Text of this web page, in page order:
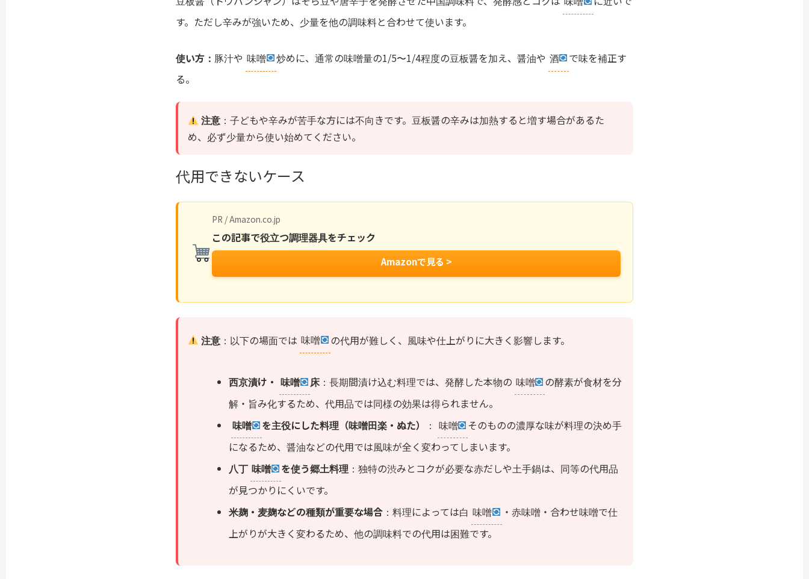
す。ただし辛みが強いため、少量を他の調味料と合わせて使います。
使い方： 豚汁や 味噌 炒めに、通常の味噌量の1/5〜1/4程度の豆板醤を加え、醤油や 酒
で味を補正す
る。
注意 ：子どもや辛みが苦手な方には不向きです。豆板醤の辛みは加熱すると増す場合があるた
め、必ず少量から使い始めてください。
代用できないケース
PR / Amazon.co.jp
この記事で役立つ調理器具をチェック
Amazonで見る >
注意 ：以下の場面では 味噌 の代用が難しく、風味や仕上がりに大きく影響します。
西京漬け・ 味噌 床：長期間漬け込む料理では、発酵した本物の 味噌
の酵素が食材を分
解・旨み化するため、代用品では同様の効果は得られません。
味噌
を主役にした料理（味噌田楽・ぬた） ： 味噌
そのものの濃厚な味が料理の決め手
になるため、醤油などの代用では風味が全く変わってしまいます。
八丁 味噌 を使う郷土料理 ：独特の渋みとコクが必要な赤だしや土手鍋は、同等の代用品
が見つかりにくいです。
米麹・麦麹などの種類が重要な場合 ：料理によっては白 味噌
・赤味噌・合わせ味噌で仕
上がりが大きく変わるため、他の調味料での代用は困難です。